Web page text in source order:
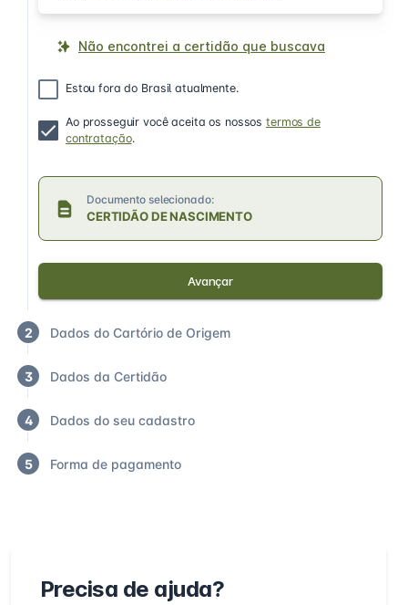
Não encontrei a certidão que buscava
Estou fora do Brasil atualmente.
Ao prosseguir você aceita os nossostermos de
contratação.
Documento selecionado:
CERTIDÃO DE NASCIMENTO
Avançar
2 Dados do Cartório de Origem
3 Dados da Certidão
4 Dados do seu cadastro
5 Forma de pagamento
Precisa de ajuda?